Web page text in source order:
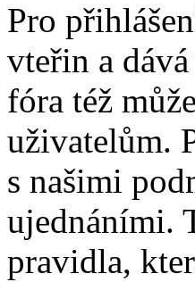
Pro
vteřin a
fóra též
uživatelům.
s našimi
ujednáními.
pravidla,